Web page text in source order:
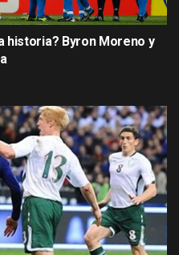
historia? Byron Moreno y